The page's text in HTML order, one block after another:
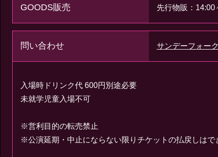
GOODS販売 先行物販：14:00
問い合わせ サンデーフォー
入場時ドリンク代 600円別途必要
未就学児童入場不可
※営利目的の転売禁止
※公演延期・中止にならない限りチケットの払戻しは